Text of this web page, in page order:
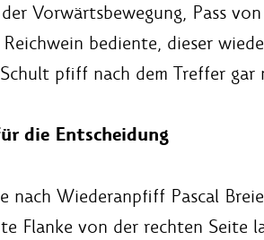
Vorwärtsbewegung, Pass
bediente, dieser
pfiff nach dem Treffer gar
die Entscheidung
nach Wiederanpfiff Pascal
Flanke von der rechten Seite